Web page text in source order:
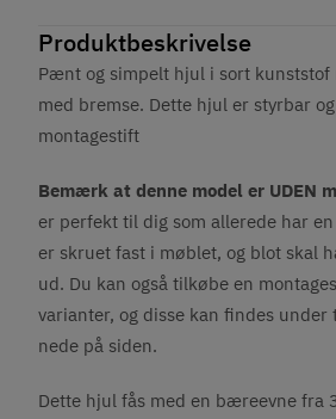
Produktbeskrivelse
Pænt og simpelt hjul i sort
med bremse. Dette hjul er styrbar
montagestift
Bemærk at denne model er UDEN
er perfekt til dig som allerede har
er skruet fast i møblet, og blot skal
ud. Du kan også tilkøbe en
varianter, og disse kan findes
nede på siden.
Dette hjul fås med en bæreevne fra